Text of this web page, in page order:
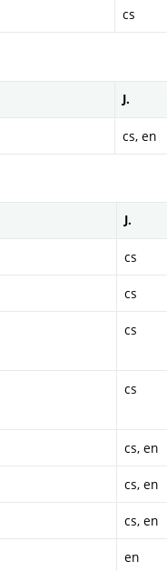
cs
J.
cs, en
J.
cs
cs
cs
cs
cs, en
cs, en
cs, en
en